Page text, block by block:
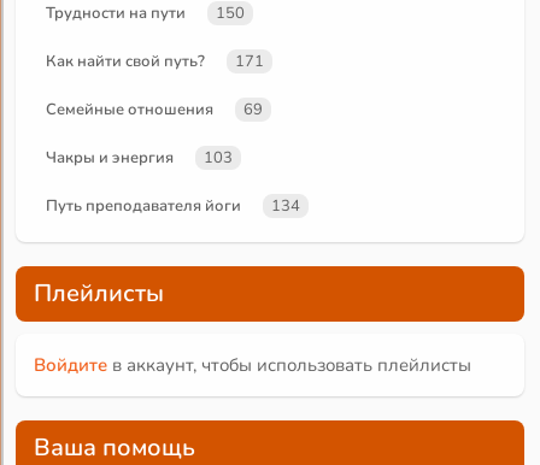
Трудности на пути 150
Как найти свой путь? 171
Семейные отношения 69
Чакры и энергия 103
Путь преподавателя йоги 134
Плейлисты
Войдите в аккаунт, чтобы использовать плейлисты
Ваша помощь